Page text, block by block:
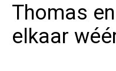
Thomas
elkaar